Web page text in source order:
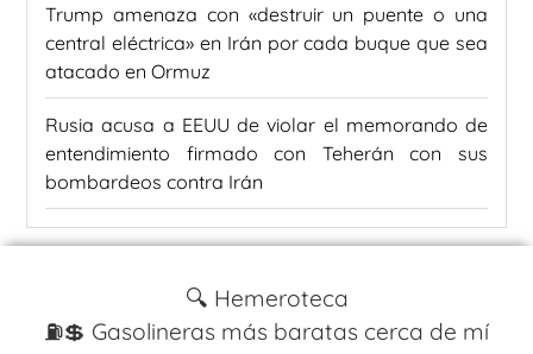
Trump amenaza con «destruir un puente o una
central eléctrica» en Irán por cada buque que sea
atacado en Ormuz
Rusia acusa a EEUU de violar el memorando de
entendimiento firmado con Teherán con sus
bombardeos contra Irán
🔍 Hemeroteca
⛽️💲 Gasolineras más baratas cerca de mí